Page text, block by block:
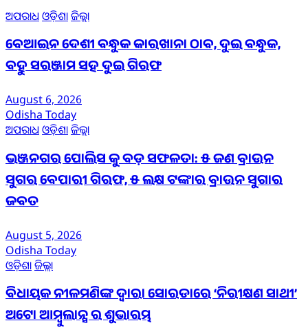
ଅପରାଧ ଓଡ଼ିଶାଜିଲ୍ଲା
ବେଆଇନ ଦେଶୀ ବନ୍ଧୁକ କାରଖାନା ଠାବ, ଦୁଇ ବନ୍ଧୁକ,
ବହୁ ସରଞ୍ଜାମ ସହ ଦୁଇ ଗିରଫ
August 6, 2026
Odisha Today
ଅପରାଧ ଓଡ଼ିଶାଜିଲ୍ଲା
ଭଞ୍ଜନଗର ପୋଲିସ କୁ ବଡ଼ ସଫଳତା: ୫ ଜଣ ବ୍ରାଉନ
ସୁଗର ବେପାରୀ ଗିରଫ, ୫ ଲକ୍ଷ ଟଙ୍କାର ବ୍ରାଉନ ସୁଗାର
ଜବତ
August 5, 2026
Odisha Today
ଓଡ଼ିଶାଜିଲ୍ଲା
ବିଧାୟକ ନୀଳମଣିଙ୍କ ଦ୍ବାରା ସୋରଡାରେ ‘ନିରୀକ୍ଷଣ ସାଥୀ’
ଅଟୋ ଆମ୍ବୁଲାନ୍ସ ର ଶୁଭାରମ୍ଭ